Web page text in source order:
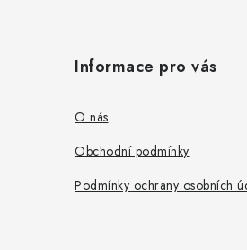
Informace pro vás
O nás
Obchodní podmínky
Podmínky ochrany osobních